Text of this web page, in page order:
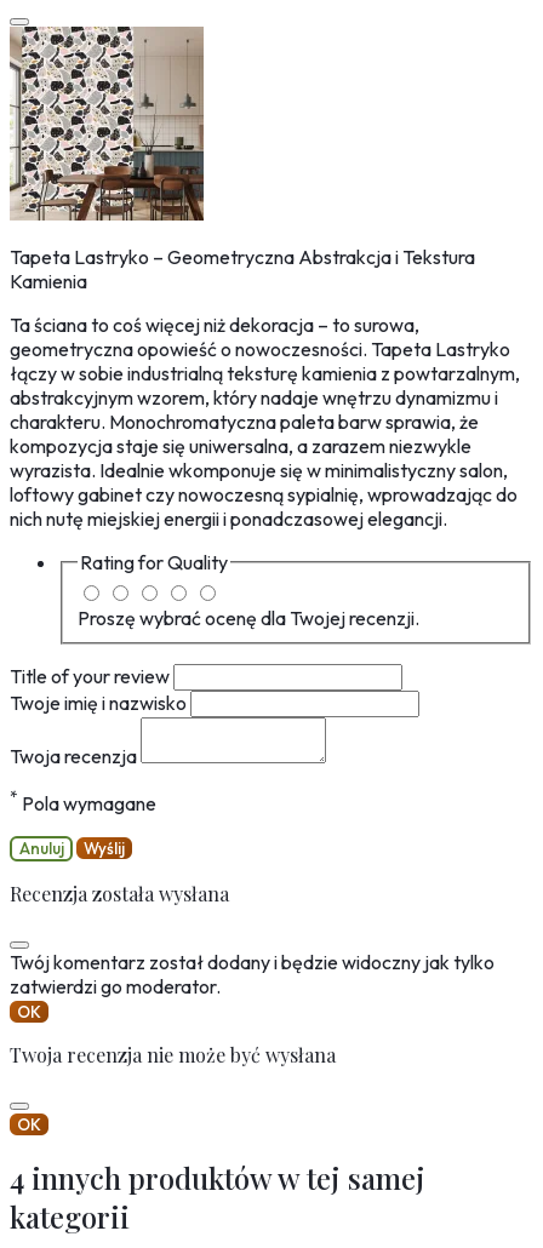
Tapeta Lastryko – Geometryczna Abstrakcja i Tekstura
Kamienia
Ta ściana to coś więcej niż dekoracja – to surowa,
geometryczna opowieść o nowoczesności. Tapeta Lastryko
łączy w sobie industrialną teksturę kamienia z powtarzalnym,
abstrakcyjnym wzorem, który nadaje wnętrzu dynamizmu i
charakteru. Monochromatyczna paleta barw sprawia, że
kompozycja staje się uniwersalna, a zarazem niezwykle
wyrazista. Idealnie wkomponuje się w minimalistyczny salon,
loftowy gabinet czy nowoczesną sypialnię, wprowadzając do
nich nutę miejskiej energii i ponadczasowej elegancji.
Rating forQuality
Proszę wybrać ocenę dla Twojej recenzji.
Title of your review
Twoje imię i nazwisko
Twoja recenzja
* Pola wymagane
Anuluj Wyślij
Recenzja została wysłana
Twój komentarz został dodany i będzie widoczny jak tylko
zatwierdzi go moderator.
OK
Twoja recenzja nie może być wysłana
OK
4 innych produktów w tej samej
kategorii